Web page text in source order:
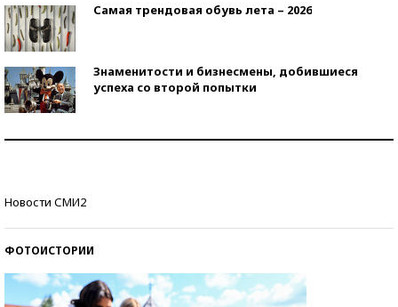
Самая трендовая обувь лета – 2026
Знаменитости и бизнесмены, добившиеся
успеха со второй попытки
Новости СМИ2
ФОТОИСТОРИИ